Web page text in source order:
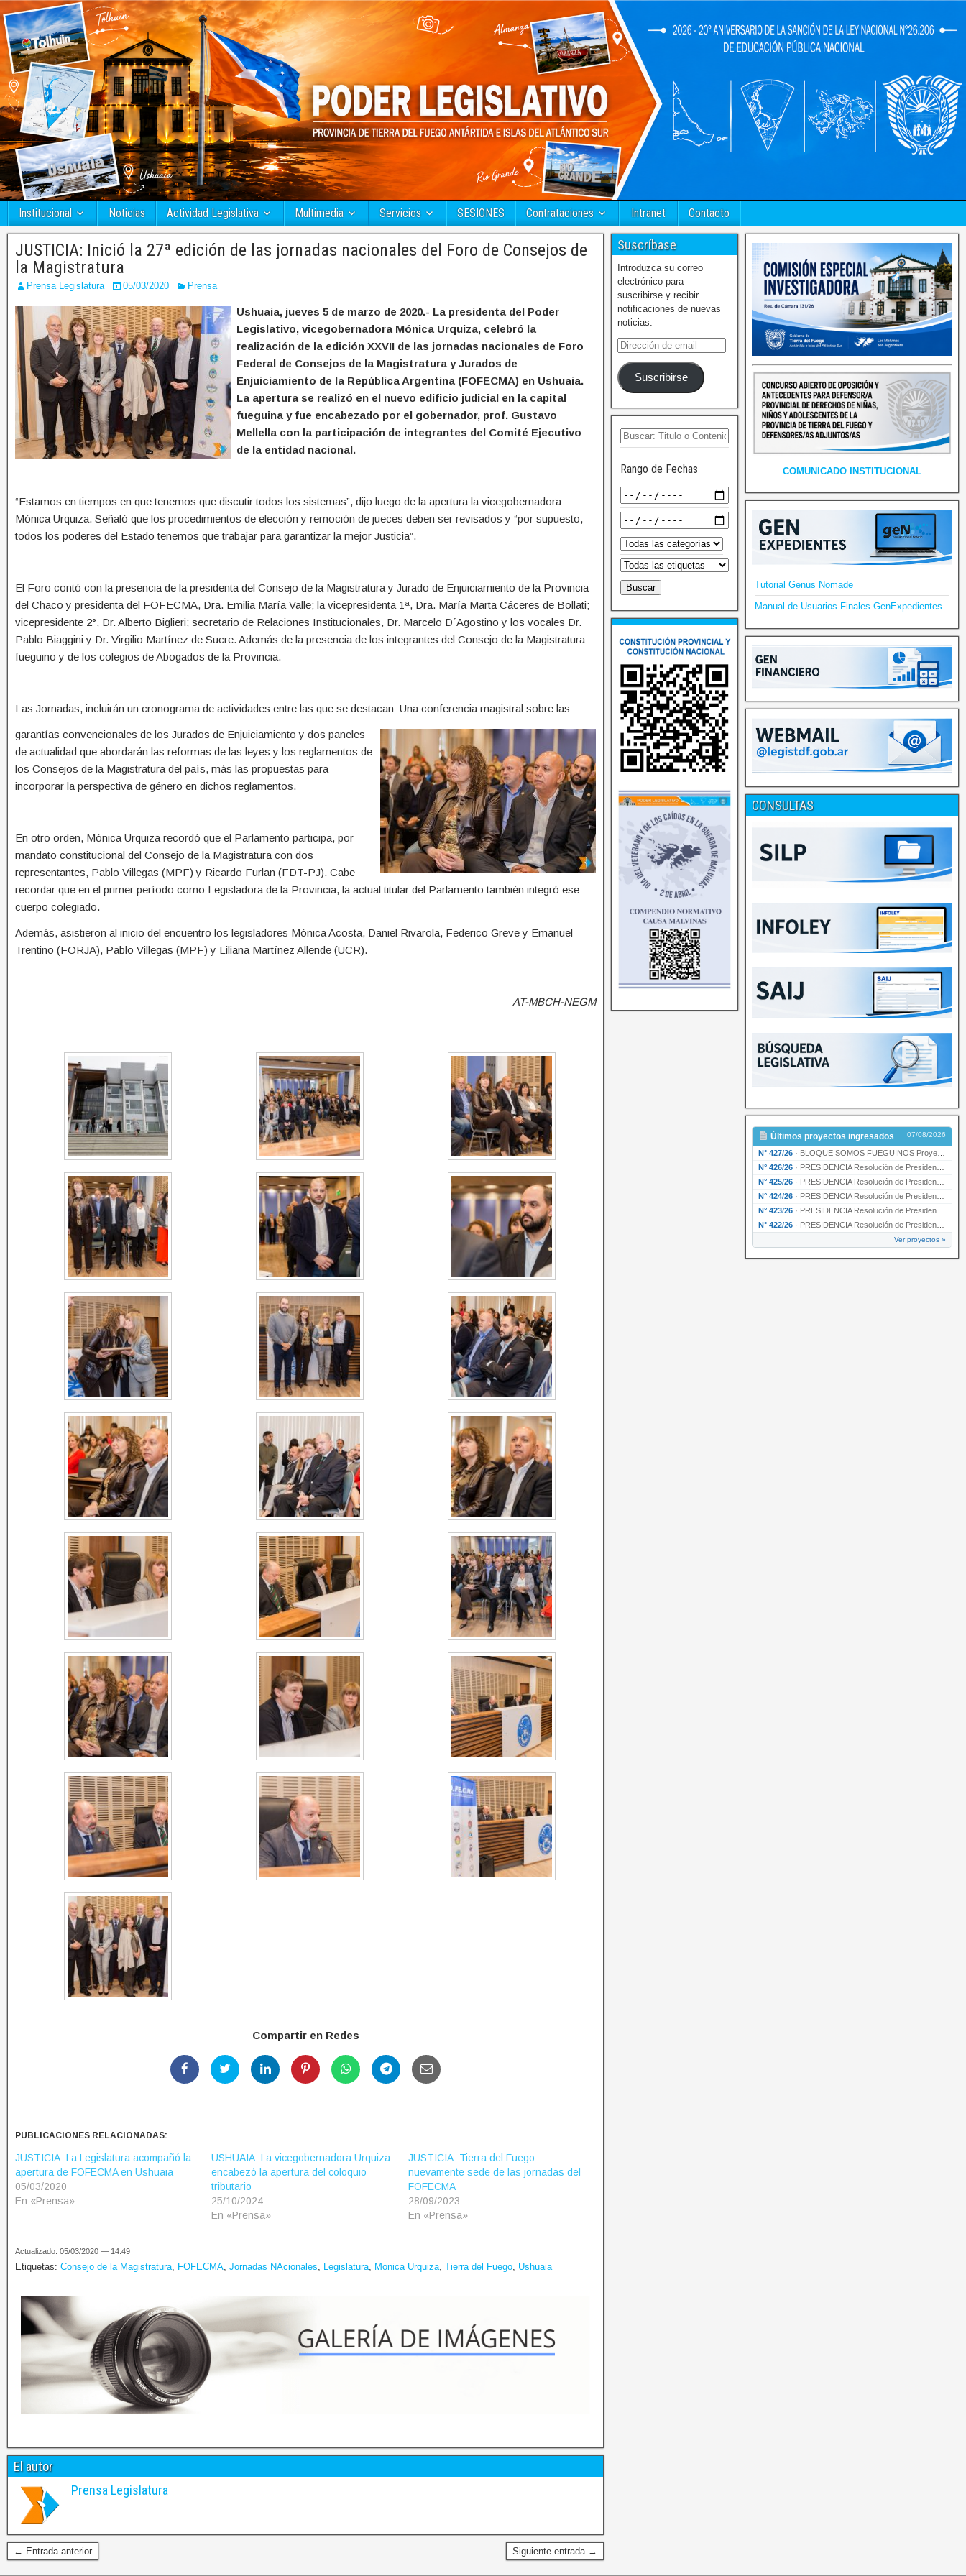
Institucional Noticias Actividad Legislativa Multimedia Servicios SESIONES Contrataciones Intranet Contacto
JUSTICIA: Inició la 27ª edición de las jornadas nacionales del Foro de Consejos de
la Magistratura
Prensa Legislatura 05/03/2020 Prensa
Ushuaia, jueves 5 de marzo de 2020.- La presidenta del Poder
Legislativo, vicegobernadora Mónica Urquiza, celebró la
realización de la edición XXVII de las jornadas nacionales de Foro
Federal de Consejos de la Magistratura y Jurados de
Enjuiciamiento de la República Argentina (FOFECMA) en Ushuaia.
La apertura se realizó en el nuevo edificio judicial en la capital
fueguina y fue encabezado por el gobernador, prof. Gustavo
Mellella con la participación de integrantes del Comité Ejecutivo
de la entidad nacional.
“Estamos en tiempos en que tenemos que discutir todos los sistemas”, dijo luego de la apertura la vicegobernadora
Mónica Urquiza. Señaló que los procedimientos de elección y remoción de jueces deben ser revisados y “por supuesto,
todos los poderes del Estado tenemos que trabajar para garantizar la mejor Justicia”.
El Foro contó con la presencia de la presidenta del Consejo de la Magistratura y Jurado de Enjuiciamiento de la Provincia
del Chaco y presidenta del FOFECMA, Dra. Emilia María Valle; la vicepresidenta 1ª, Dra. María Marta Cáceres de Bollati;
vicepresidente 2°, Dr. Alberto Biglieri; secretario de Relaciones Institucionales, Dr. Marcelo D´Agostino y los vocales Dr.
Pablo Biaggini y Dr. Virgilio Martínez de Sucre. Además de la presencia de los integrantes del Consejo de la Magistratura
fueguino y de los colegios de Abogados de la Provincia.
Las Jornadas, incluirán un cronograma de actividades entre las que se destacan: Una conferencia magistral sobre las
garantías convencionales de los Jurados de Enjuiciamiento y dos paneles
de actualidad que abordarán las reformas de las leyes y los reglamentos de
los Consejos de la Magistratura del país, más las propuestas para
incorporar la perspectiva de género en dichos reglamentos.
En otro orden, Mónica Urquiza recordó que el Parlamento participa, por
mandato constitucional del Consejo de la Magistratura con dos
representantes, Pablo Villegas (MPF) y Ricardo Furlan (FDT-PJ). Cabe
recordar que en el primer período como Legisladora de la Provincia, la actual titular del Parlamento también integró ese
cuerpo colegiado.
Además, asistieron al inicio del encuentro los legisladores Mónica Acosta, Daniel Rivarola, Federico Greve y Emanuel
Trentino (FORJA), Pablo Villegas (MPF) y Liliana Martínez Allende (UCR).
AT-MBCH-NEGM
Compartir en Redes
PUBLICACIONES RELACIONADAS:
JUSTICIA: La Legislatura acompañó la
apertura de FOFECMA en Ushuaia
05/03/2020
En «Prensa»
USHUAIA: La vicegobernadora Urquiza
encabezó la apertura del coloquio
tributario
25/10/2024
En «Prensa»
JUSTICIA: Tierra del Fuego
nuevamente sede de las jornadas del
FOFECMA
28/09/2023
En «Prensa»
Actualizado: 05/03/2020 — 14:49
Etiquetas: Consejo de la Magistratura, FOFECMA, Jornadas NAcionales, Legislatura, Monica Urquiza, Tierra del Fuego, Ushuaia
El autor
Prensa Legislatura
← Entrada anterior Siguiente entrada →
Suscríbase
Introduzca su correo
electrónico para
suscribirse y recibir
notificaciones de nuevas
noticias.
Suscribirse
Rango de Fechas COMUNICADO INSTITUCIONAL
Tutorial Genus Nomade
Manual de Usuarios Finales GenExpedientes
CONSULTAS
Últimos proyectos ingresados 07/08/2026
N° 427/26 · BLOQUE SOMOS FUEGUINOS Proyecto de Declaración declarando de interés provincial PRESIDENCI…
N° 426/26 · PRESIDENCIA Resolución de Presidencia N° 216/26 declarando de interés provincial la labor …
N° 425/26 · PRESIDENCIA Resolución de Presidencia N° 212/26 declarando de interés provincial el “50° A…
N° 424/26 · PRESIDENCIA Resolución de Presidencia Nº 210/26 declarando de interés provincial el proyec…
N° 423/26 · PRESIDENCIA Resolución de Presidencia Nº 209/26 declarando de interés provincial la presen…
N° 422/26 · PRESIDENCIA Resolución de Presidencia N° 200/26 para su ratificación.
Ver proyectos »